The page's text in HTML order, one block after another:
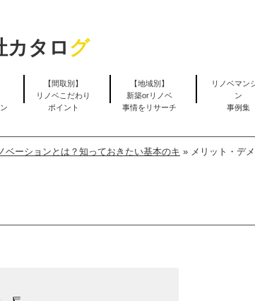
カタロ グ
【間取別】
リノベこだわり
ポイント
【地域別】
新築orリノベ
事情をリサーチ
リノベマン
ン
事例集
ベーションとは？知っておきたい基本のキ » メリット・デ